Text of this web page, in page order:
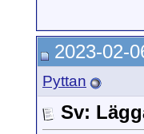
2023-02-
Pyttan
Sv: